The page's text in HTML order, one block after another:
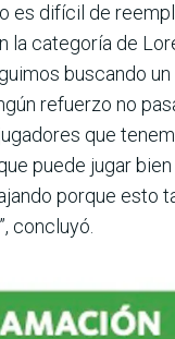
es difícil de
la categoría de
buscando
refuerzo no
que
puede jugar
porque esto
concluyó.